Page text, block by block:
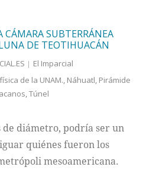
SUBTERRÁNEA
DE TEOTIHUACÁN
El Imparcial
de la UNAM., Náhuatl, Pirámide
,Túnel
de diámetro, podría ser un
quiénes fueron los
mesoamericana.